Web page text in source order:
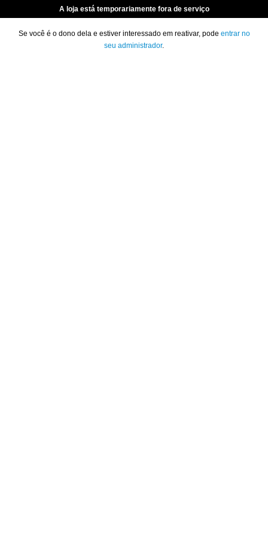
A loja está temporariamente fora de serviço
Se você é o dono dela e estiver interessado em reativar, pode entrar no
seu administrador.